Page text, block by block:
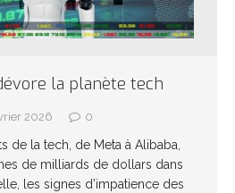
la planète tech
2026 0
de la tech, de Meta à Alibaba,
de milliards de dollars dans
les signes d’impatience des